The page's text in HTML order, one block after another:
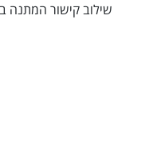
שילוב קישור המתנה